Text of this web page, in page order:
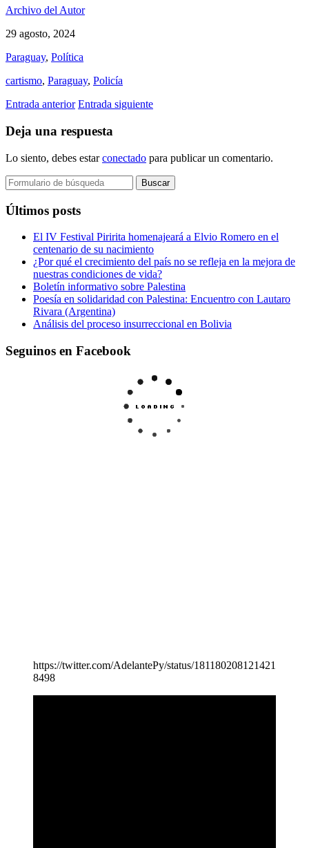
Archivo del Autor
29 agosto, 2024
Paraguay, Política
cartismo, Paraguay, Policía
Entrada anterior Entrada siguiente
Deja una respuesta
Lo siento, debes estarconectado para publicar un comentario.
Buscar:
Últimos posts
El IV Festival Piririta homenajeará a Elvio Romero en el
centenario de su nacimiento
¿Por qué el crecimiento del país no se refleja en la mejora de
nuestras condiciones de vida?
Boletín informativo sobre Palestina
Poesía en solidaridad con Palestina: Encuentro con Lautaro
Rivara (Argentina)
Análisis del proceso insurreccional en Bolivia
Seguinos en Facebook
https://twitter.com/AdelantePy/status/181180208121421
8498